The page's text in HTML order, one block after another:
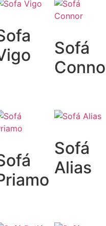
Sofá
Sofá
Alias